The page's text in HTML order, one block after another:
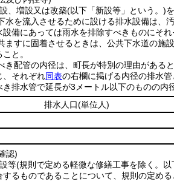
、増設又は改築(以下「新設等」という。)
水を流入させるために設ける排水設備は、
備にあっては雨水を排除すべきものにそれ
ますに固着させるときは、公共下水道の施
と。
き配管の内径は、町長が特別の理由がある
、それぞれ同表の右欄に掲げる内径の排水
排水管で延長が3メートル以下のものの内
排水人口(単位人)
認)
等(規則で定める軽微な修繕工事を除く。以
するものであることについて、規則の定め